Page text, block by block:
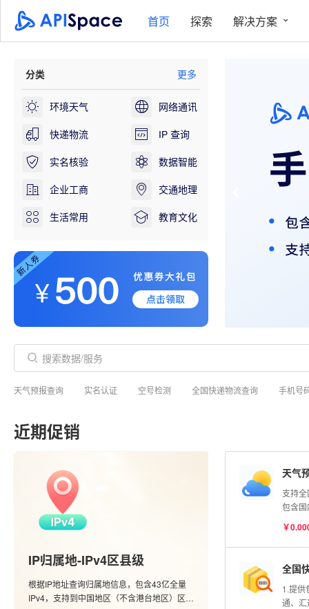
首页 探索 解决方案
分类 更多
环境天气 网络通讯
快递物流 IP 查询
实名核验 数据智能
企业工商 交通地理
生活常用 教育文化
天气预报查询 实名认证 空号检测 全国快递物流查询 手机号
近期促销
IP归属地-IPv4区县级
根据IP地址查询归属地信息，包含43亿全量
IPv4，支持到中国地区（不含港台地区）区县
天气
支持
包含
度查
信息
￥
全国
1.提供
通、